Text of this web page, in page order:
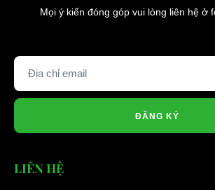
Mọi ý kiến đóng góp vui lòng liên hệ ở
ĐĂNG KÝ
LIÊN HỆ